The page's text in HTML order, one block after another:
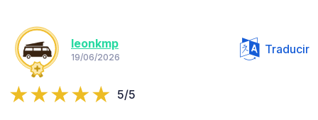
leonkmp
19/06/2026
Traducir
5/5